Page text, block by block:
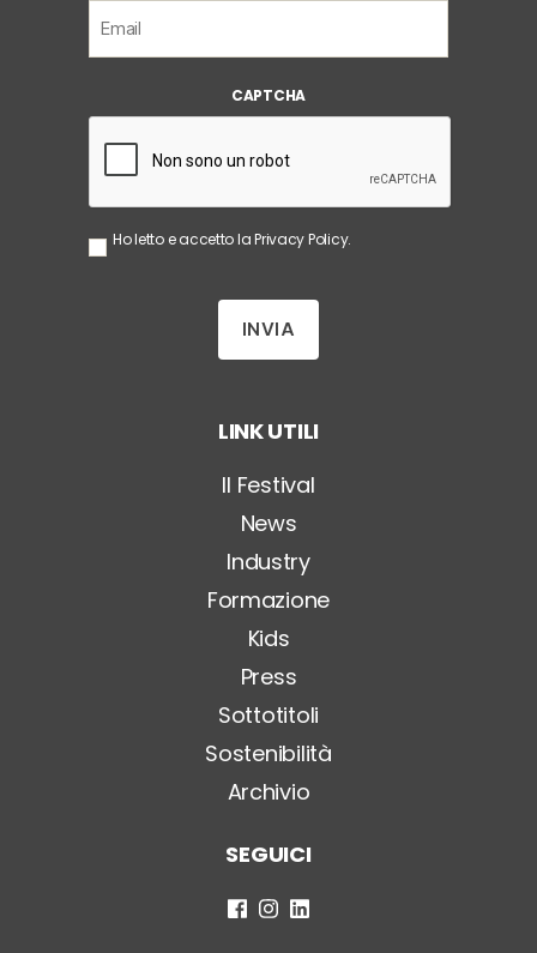
a
l
*
CAPTCHA
S
z
a
l
*
Ho letto e accetto laPrivacy Policy.
LINK UTILI
Il Festival
News
Industry
Formazione
Kids
Press
Sottotitoli
Sostenibilità
Archivio
SEGUICI